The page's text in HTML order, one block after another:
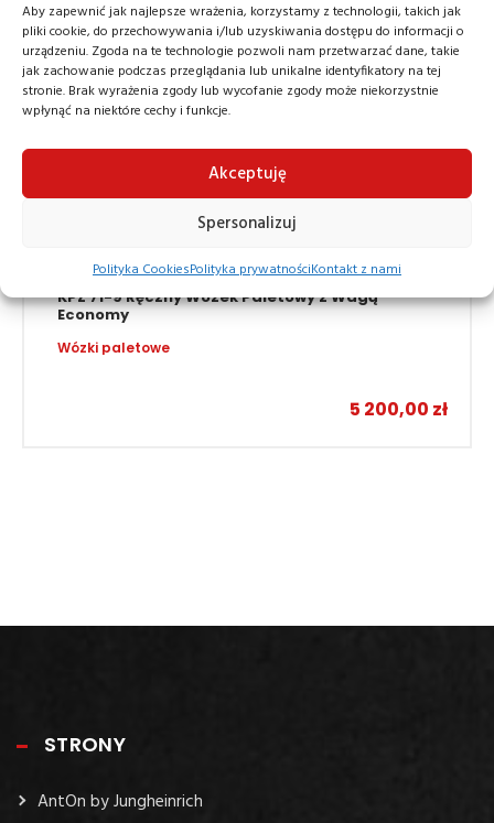
Aby zapewnić jak najlepsze wrażenia, korzystamy z technologii, takich jak
pliki cookie, do przechowywania i/lub uzyskiwania dostępu do informacji o
urządzeniu. Zgoda na te technologie pozwoli nam przetwarzać dane, takie
jak zachowanie podczas przeglądania lub unikalne identyfikatory na tej
stronie. Brak wyrażenia zgody lub wycofanie zgody może niekorzystnie
wpłynąć na niektóre cechy i funkcje.
Akceptuję
Spersonalizuj
Polityka CookiesPolityka prywatnościKontakt z nami
KPZ 71-9 Ręczny Wózek Paletowy z Wagą
Economy
Wózki paletowe
5 200,00 zł
STRONY
AntOn by Jungheinrich